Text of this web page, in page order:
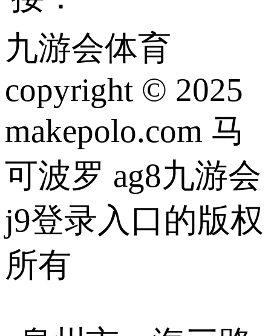
九游会体育
copyright © 2025
makepolo.com 马
可波罗 ag8九游会
j9登录入口的版权
所有